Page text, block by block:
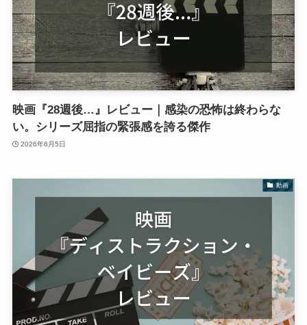
映画『28週後…』レビュー｜感染の恐怖は終わらな
い。シリーズ屈指の緊張感を誇る傑作
2026年6月5日
動画